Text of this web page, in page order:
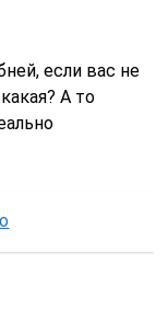
если вас не
А то